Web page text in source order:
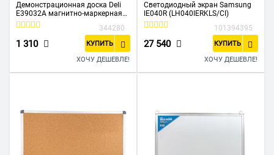
Демонстрационная доска Deli
E39032A магнитно-маркерная
лак 60x45см белый
344280
1 310 КУПИТЬ
ХОЧУ ДЕШЕВЛЕ!
Светодиодный экран Samsung
IE040R (LH040IERKLS/CI)
101394395
27 540 КУПИТЬ
ХОЧУ ДЕШЕВЛЕ!